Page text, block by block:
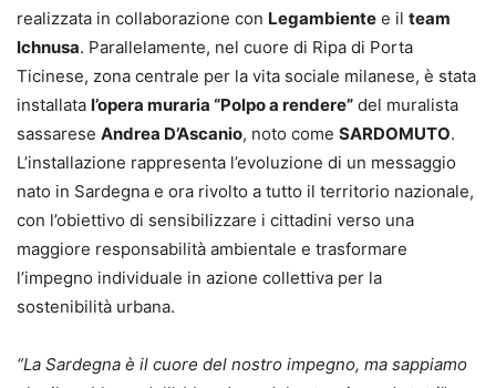
realizzata in collaborazione con Legambiente e il team
Ichnusa. Parallelamente, nel cuore di Ripa di Porta
Ticinese, zona centrale per la vita sociale milanese, è stata
installata l’opera muraria “Polpo a rendere” del muralista
sassarese Andrea D’Ascanio, noto come SARDOMUTO.
L’installazione rappresenta l’evoluzione di un messaggio
nato in Sardegna e ora rivolto a tutto il territorio nazionale,
con l’obiettivo di sensibilizzare i cittadini verso una
maggiore responsabilità ambientale e trasformare
l’impegno individuale in azione collettiva per la
sostenibilità urbana.
“La Sardegna è il cuore del nostro impegno, ma sappiamo